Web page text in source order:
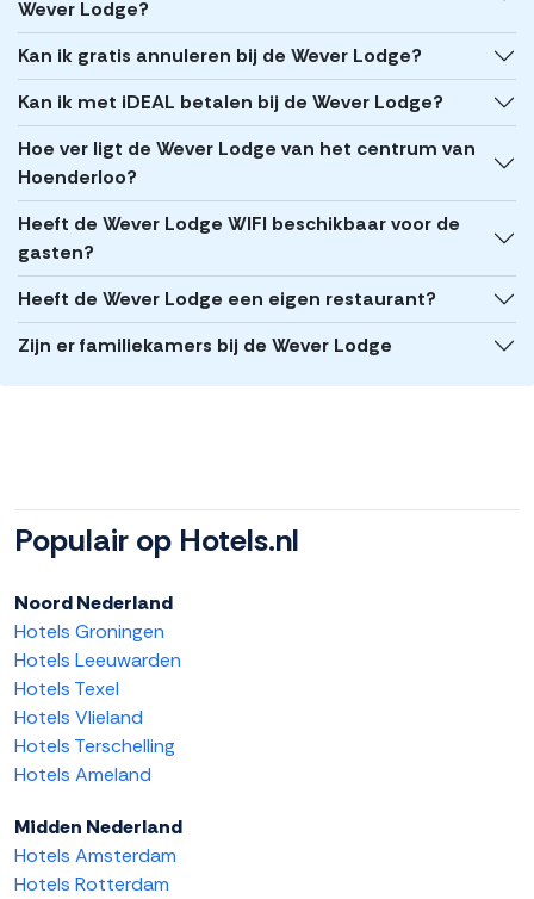
Wever Lodge?
Kan ik gratis annuleren bij de Wever Lodge?
Kan ik met iDEAL betalen bij de Wever Lodge?
Hoe ver ligt de Wever Lodge van het centrum van
Hoenderloo?
Heeft de Wever Lodge WIFI beschikbaar voor de
gasten?
Heeft de Wever Lodge een eigen restaurant?
Zijn er familiekamers bij de Wever Lodge
Populair op Hotels.nl
Noord Nederland
Hotels Groningen
Hotels Leeuwarden
Hotels Texel
Hotels Vlieland
Hotels Terschelling
Hotels Ameland
Midden Nederland
Hotels Amsterdam
Hotels Rotterdam